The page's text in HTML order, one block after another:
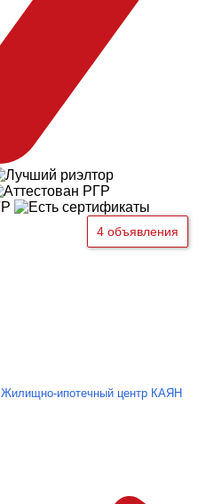
4 объявления
Жилищно-ипотечный центр КАЯН